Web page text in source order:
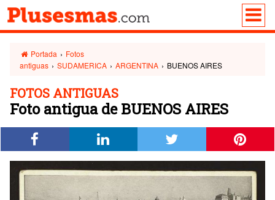
Portada › Fotos
antiguas › SUDAMERICA › ARGENTINA › BUENOS AIRES
FOTOS ANTIGUAS
Foto antigua de BUENOS AIRES